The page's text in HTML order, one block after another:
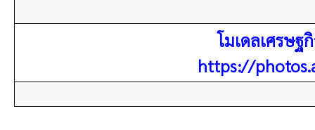
โมเดลเศรษฐ
https://